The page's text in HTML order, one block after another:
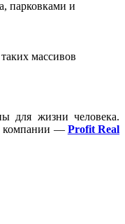
парковками и
массивов
для жизни человека.
компании — Profit Real